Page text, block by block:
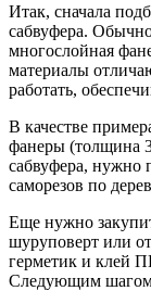
Итак, сначала
сабвуфера.
многослойная
материалы
работать,
В качестве
фанеры (толщина
сабвуфера, нужно
саморезов по
Еще нужно
шуруповерт или
герметик и клей
Следующим шагом